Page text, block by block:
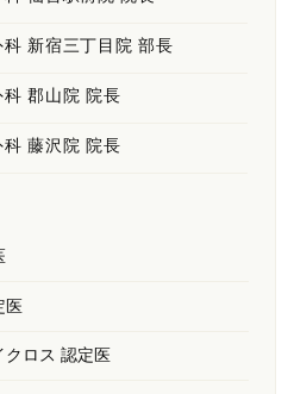
新宿三丁目院 部長
郡山院 院長
藤沢院 院長
医
クロス 認定医